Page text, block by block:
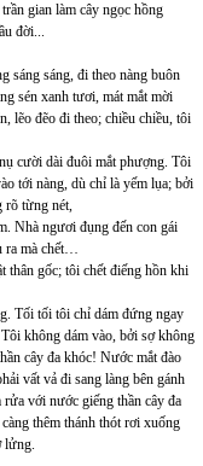
gian làm cây ngọc hồng
đời...
sáng sáng, đi theo nàng buôn
sén xanh tươi, mát mắt mời
lẽo đẽo đi theo; chiều chiều, tôi
cười dài đuôi mắt phượng. Tôi
tới nàng, dù chỉ là yếm lụa; bởi
rõ từng nét,
Nhà ngươi đụng đến con gái
ra mà chết…
thân gốc; tôi chết điếng hồn khi
Tối tối tôi chỉ dám đứng ngay
không dám vào, bởi sợ không
cây đa khóc! Nước mắt đào
vất vả đi sang làng bên gánh
với nước giếng thần cây đa
thêm thánh thót rơi xuống
lửng.